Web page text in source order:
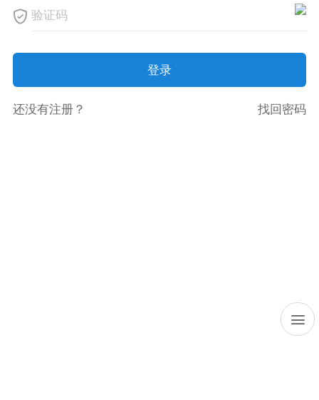
登录
还没有注册？ 找回密码